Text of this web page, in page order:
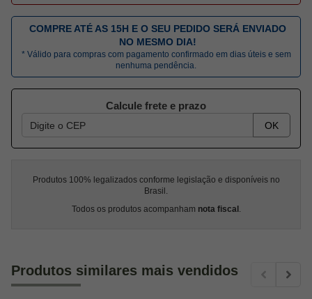
COMPRE ATÉ AS 15H E O SEU PEDIDO SERÁ ENVIADO
NO MESMO DIA!
* Válido para compras com pagamento confirmado em dias úteis e sem
nenhuma pendência.
Calcule frete e prazo
OK
Produtos 100% legalizados conforme legislação e disponíveis no
Brasil.
Todos os produtos acompanham nota fiscal .
Produtos similares mais vendidos